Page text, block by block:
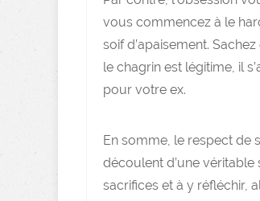
vous commencez à le
soif d’apaisement.
le chagrin est légitime, il
pour votre ex.
En somme, le respect de
découlent d’une véritable
sacrifices et à y réfléchir,